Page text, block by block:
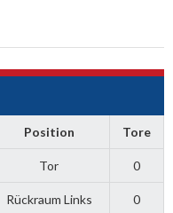
Position Tore
Tor 0
Rückraum Links 0